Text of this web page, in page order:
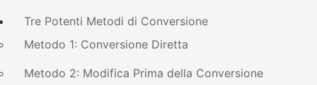
Tre Potenti Metodi di Conversione
Metodo 1: Conversione Diretta
Metodo 2: Modifica Prima della Conversione